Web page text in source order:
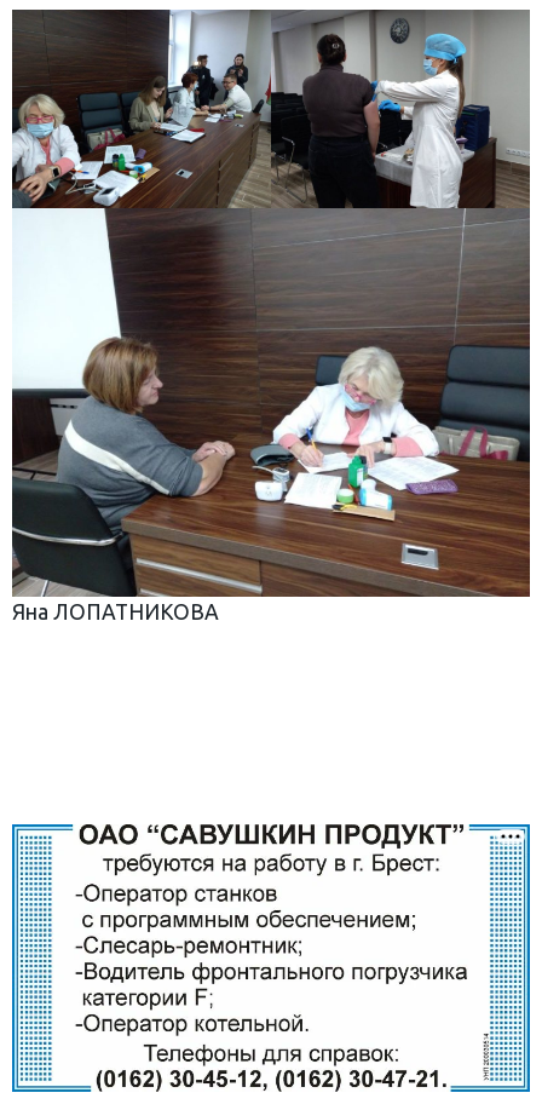
Яна ЛОПАТНИКОВА